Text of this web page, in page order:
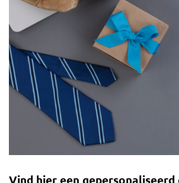
Vind hier een gepersonaliseerd